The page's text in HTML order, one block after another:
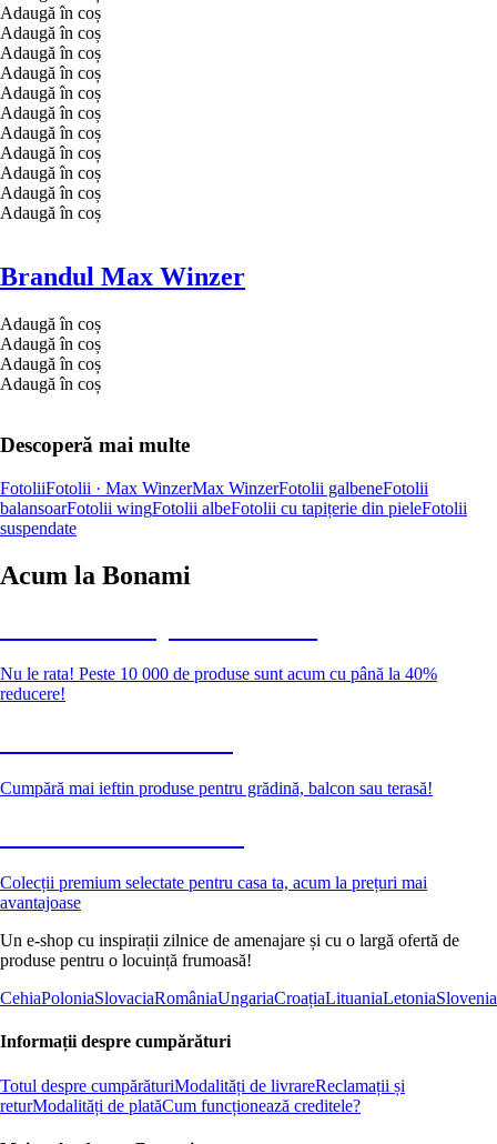
Adaugă în coș
Adaugă în coș
Adaugă în coș
Adaugă în coș
Adaugă în coș
Adaugă în coș
Adaugă în coș
Adaugă în coș
Adaugă în coș
Adaugă în coș
Adaugă în coș
Brandul Max Winzer
Adaugă în coș
Adaugă în coș
Adaugă în coș
Adaugă în coș
Descoperă mai multe
FotoliiFotolii · Max WinzerMax WinzerFotolii galbeneFotolii
balansoarFotolii wingFotolii albeFotolii cu tapițerie din pieleFotolii
suspendate
Acum la Bonami
Nu le rata! Peste 10 000 de produse sunt acum cu până la 40%
reducere!
Cumpără mai ieftin produse pentru grădină, balcon sau terasă!
Colecții premium selectate pentru casa ta, acum la prețuri mai
avantajoase
Un e-shop cu inspirații zilnice de amenajare și cu o largă ofertă de
produse pentru o locuință frumoasă!
CehiaPoloniaSlovaciaRomâniaUngariaCroațiaLituaniaLetoniaSlovenia
Informații despre cumpărături
Totul despre cumpărăturiModalități de livrareReclamații și
returModalități de platăCum funcționează creditele?